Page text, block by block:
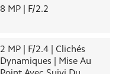
8 MP | F/2.2
2 MP | F/2.4 | Clichés
Dynamiques | Mise Au